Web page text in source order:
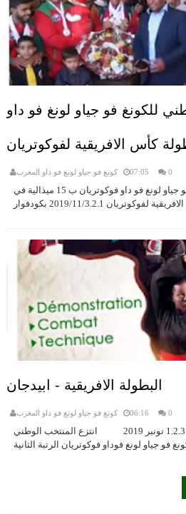
للكونغ فو جياو لونغ فو داو
كأس الافريقية لفوكوتريان
كونغ فو جياو لونغ فو داو المغرب 07:05 0
فوز المنتخب الوطني للكونغ فو جياو لونغ فو داو فوكوتريان ب 15 ميذالية في
لفوكوتريان 2019/11/3.2.1 بكودفوار
البطولة الافريقية - ابيدجان
كونغ فو جياو لونغ فو داو المغرب 06:16 0
البطولة الافريقية - ابيدجان 1.2.3 نونبر 2019 انتزع المنتخب الوطني